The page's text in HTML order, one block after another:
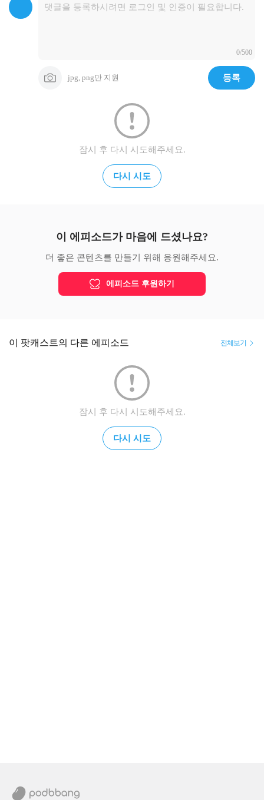
0/500
jpg, png만 지원 등록
잠시 후 다시 시도해주세요.
다시 시도
이 에피소드가 마음에 드셨나요?
더 좋은 콘텐츠를 만들기 위해 응원해주세요.
에피소드 후원하기
이 팟캐스트의 다른 에피소드 전체보기
잠시 후 다시 시도해주세요.
다시 시도